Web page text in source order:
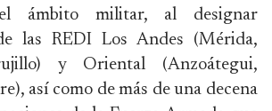
ámbito militar, al designar
las REDI Los Andes (Mérida,
y Oriental (Anzoátegui,
así como de más de una decena